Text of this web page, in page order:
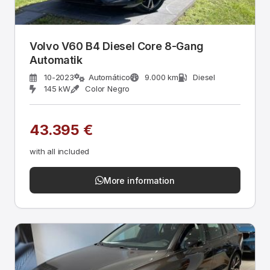
Volvo V60 B4 Diesel Core 8-Gang
Automatik
10-2023 Automático 9.000 km
Diesel
145 kW
Color Negro
43.395 €
with all included
More information